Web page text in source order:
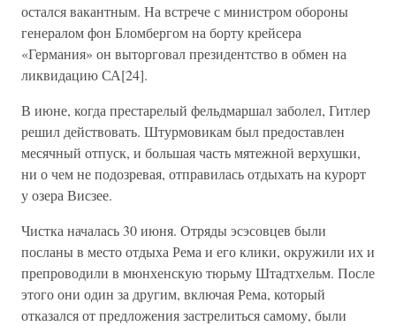
остался вакантным. На встрече с министром обороны
генералом фон Бломбергом на борту крейсера
«Германия» он выторговал президентство в обмен на
ликвидацию СА[24].
В июне, когда престарелый фельдмаршал заболел, Гитлер
решил действовать. Штурмовикам был предоставлен
месячный отпуск, и большая часть мятежной верхушки,
ни о чем не подозревая, отправилась отдыхать на курорт
у озера Висзее.
Чистка началась 30 июня. Отряды эсэсовцев были
посланы в место отдыха Рема и его клики, окружили их и
препроводили в мюнхенскую тюрьму Штадтхельм. После
этого они один за другим, включая Рема, который
отказался от предложения застрелиться самому, были